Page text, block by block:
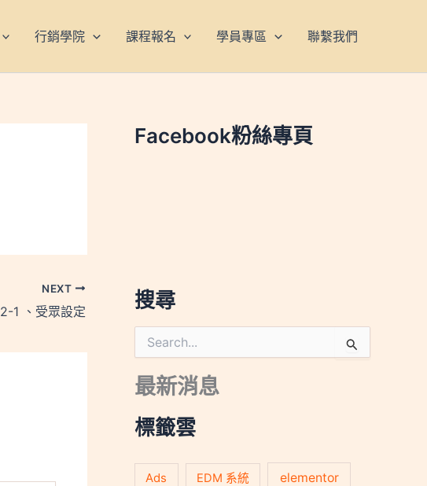
行銷學院 課程報名 學員專區 聯繫我們
NEXT
2-1 、受眾設定
Facebook粉絲專頁
搜尋
尋
關
鍵
:
最新消息
標籤雲
Ads EDM 系統 elementor